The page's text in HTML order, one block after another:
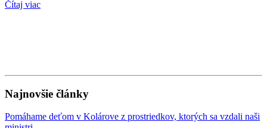
Čítaj viac
Najnovšie články
Pomáhame deťom v Kolárove z prostriedkov, ktorých sa vzdali naši